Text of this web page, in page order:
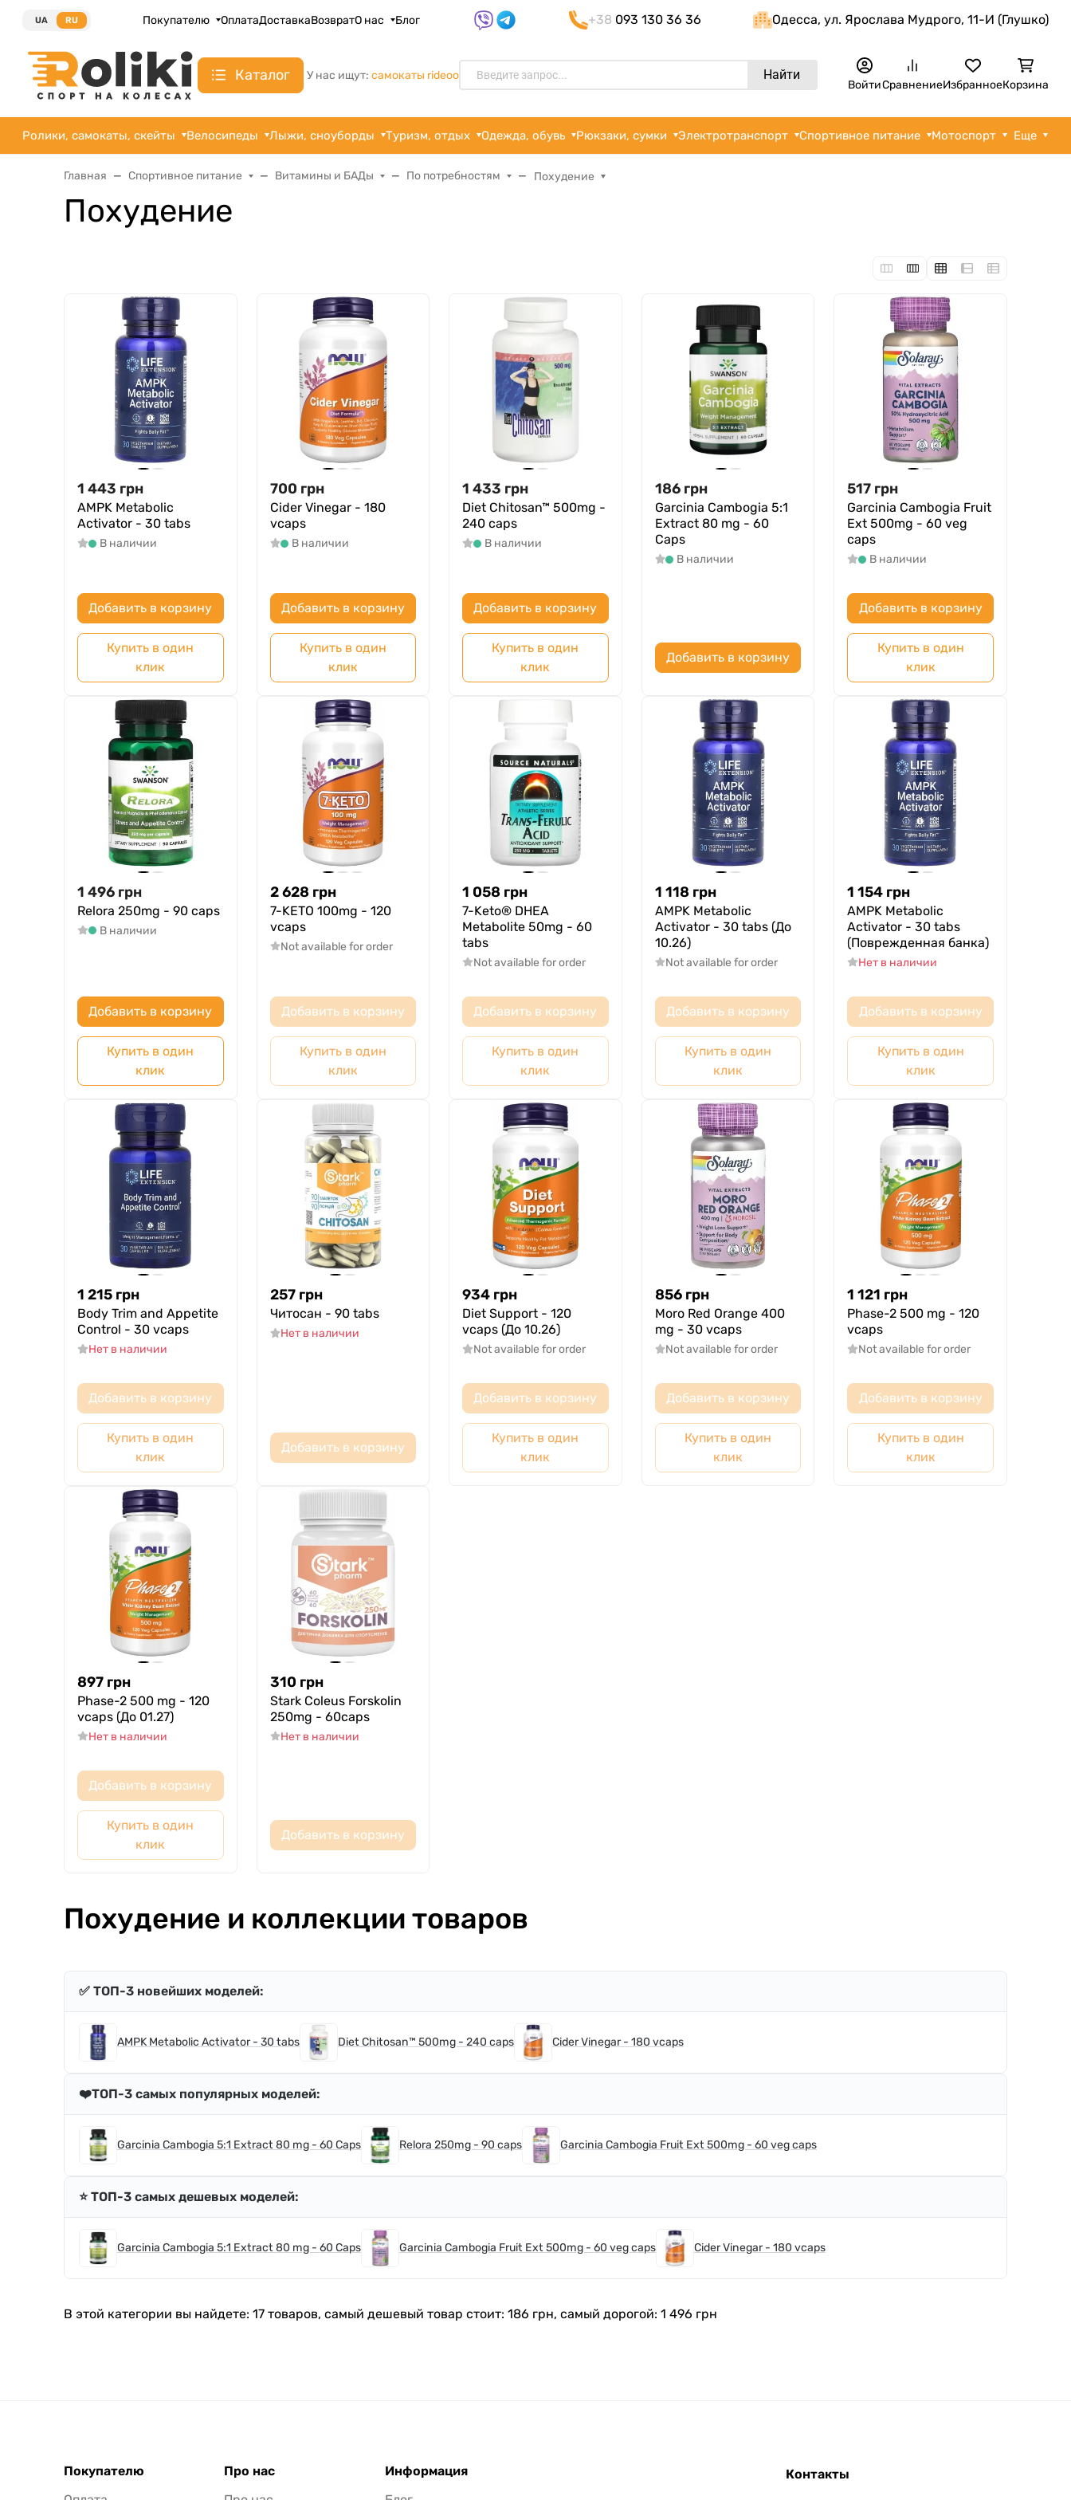
UA RU Покупателю ОплатаДоставкаВозвратО нас Блог +38 093 130 36 36 Одеcса, ул. Ярослава Мудрого, 11-И (Глушко)
Каталог У нас ищут: самокаты rideoo Найти
ВойтиСравнениеИзбранноеКорзина
Ролики, самокаты, скейты Велосипеды Лыжи, сноуборды Туризм, отдых Одежда, обувь Рюкзаки, сумки Электротранспорт Спортивное питание Мотоспорт Еще
Главная Спортивное питание Витамины и БАДы По потребностям Похудение
Похудение
1 443 грн
AMPK Metabolic
Activator - 30 tabs
В наличии
Добавить в корзину
Купить в один
клик
700 грн
Cider Vinegar - 180
vcaps
В наличии
Добавить в корзину
Купить в один
клик
1 433 грн
Diet Chitosan™ 500mg -
240 caps
В наличии
Добавить в корзину
Купить в один
клик
186 грн
Garcinia Cambogia 5:1
Extract 80 mg - 60
Caps
В наличии
Добавить в корзину
517 грн
Garcinia Cambogia Fruit
Ext 500mg - 60 veg
caps
В наличии
Добавить в корзину
Купить в один
клик
1 496 грн
Relora 250mg - 90 caps
В наличии
Добавить в корзину
Купить в один
клик
2 628 грн
7-KETO 100mg - 120
vcaps
Not available for order
Добавить в корзину
Купить в один
клик
1 058 грн
7-Keto® DHEA
Metabolite 50mg - 60
tabs
Not available for order
Добавить в корзину
Купить в один
клик
1 118 грн
AMPK Metabolic
Activator - 30 tabs (До
10.26)
Not available for order
Добавить в корзину
Купить в один
клик
1 154 грн
AMPK Metabolic
Activator - 30 tabs
(Поврежденная банка)
Нет в наличии
Добавить в корзину
Купить в один
клик
1 215 грн
Body Trim and Appetite
Control - 30 vcaps
Нет в наличии
Добавить в корзину
Купить в один
клик
257 грн
Читосан - 90 tabs
Нет в наличии
Добавить в корзину
934 грн
Diet Support - 120
vcaps (До 10.26)
Not available for order
Добавить в корзину
Купить в один
клик
856 грн
Moro Red Orange 400
mg - 30 vcaps
Not available for order
Добавить в корзину
Купить в один
клик
1 121 грн
Phase-2 500 mg - 120
vcaps
Not available for order
Добавить в корзину
Купить в один
клик
897 грн
Phase-2 500 mg - 120
vcaps (До 01.27)
Нет в наличии
Добавить в корзину
Купить в один
клик
310 грн
Stark Coleus Forskolin
250mg - 60caps
Нет в наличии
Добавить в корзину
Похудение и коллекции товаров
✅ ТОП-3 новейших моделей:
AMPK Metabolic Activator - 30 tabs Diet Chitosan™ 500mg - 240 caps Cider Vinegar - 180 vcaps
❤️ТОП-3 самых популярных моделей:
Garcinia Cambogia 5:1 Extract 80 mg - 60 Caps Relora 250mg - 90 caps Garcinia Cambogia Fruit Ext 500mg - 60 veg caps
⭐️ ТОП-3 самых дешевых моделей:
Garcinia Cambogia 5:1 Extract 80 mg - 60 Caps Garcinia Cambogia Fruit Ext 500mg - 60 veg caps Cider Vinegar - 180 vcaps
В этой категории вы найдете: 17 товаров, самый дешевый товар стоит: 186 грн, самый дорогой: 1 496 грн
Покупателю
Про нас
Информация
Контакты